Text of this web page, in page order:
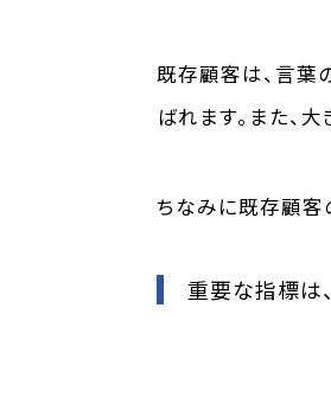
既存顧客は、言葉
ばれます。 また、
ちなみに既存顧客
重要な指標は